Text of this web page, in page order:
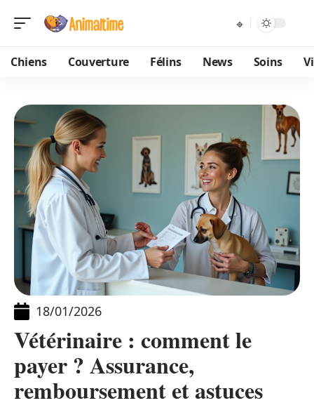
Chiens Couverture Félins News Soins
18/01/2026
Vétérinaire : comment le
payer ? Assurance,
remboursement et astuces